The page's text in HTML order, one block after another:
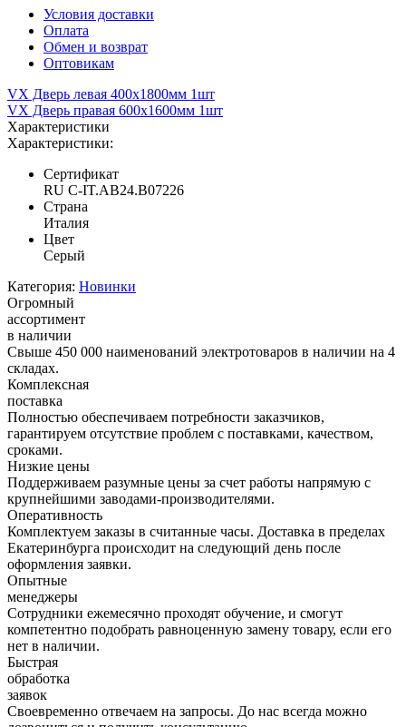
Условия доставки
Оплата
Обмен и возврат
Оптовикам
VX Дверь левая 400x1800мм 1шт
VX Дверь правая 600x1600мм 1шт
Характеристики
Характеристики:
Сертификат
RU C-IT.AB24.B07226
Страна
Италия
Цвет
Серый
Категория: Новинки
Огромный
ассортимент
в наличии
Свыше 450 000 наименований электротоваров в наличии на 4
складах.
Комплексная
поставка
Полностью обеспечиваем потребности заказчиков,
гарантируем отсутствие проблем с поставками, качеством,
сроками.
Низкие цены
Поддерживаем разумные цены за счет работы напрямую с
крупнейшими заводами-производителями.
Оперативность
Комплектуем заказы в считанные часы. Доставка в пределах
Екатеринбурга происходит на следующий день после
оформления заявки.
Опытные
менеджеры
Сотрудники ежемесячно проходят обучение, и смогут
компетентно подобрать равноценную замену товару, если его
нет в наличии.
Быстрая
обработка
заявок
Своевременно отвечаем на запросы. До нас всегда можно